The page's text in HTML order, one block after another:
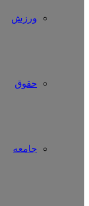
ورزش
حقوق
جامعه